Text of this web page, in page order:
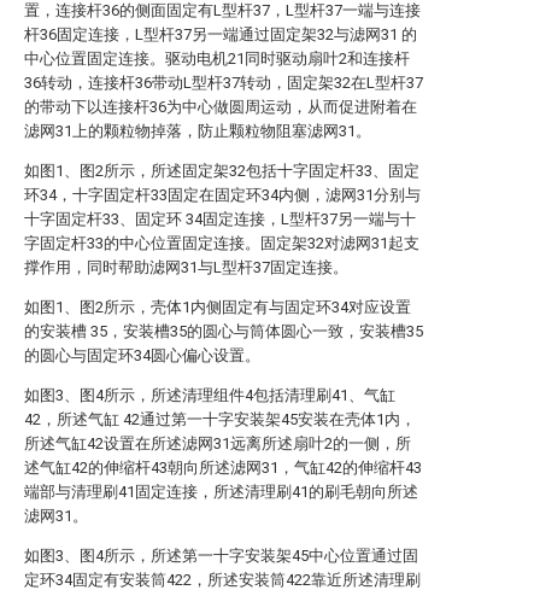
置，连接杆36的侧面固定有L型杆37，L型杆37一端与连接
杆36固定连接，L型杆37另一端通过固定架32与滤网31 的
中心位置固定连接。驱动电机21同时驱动扇叶2和连接杆
36转动，连接杆36带动L型杆37转动，固定架32在L型杆37
的带动下以连接杆36为中心做圆周运动，从而促进附着在
滤网31上的颗粒物掉落，防止颗粒物阻塞滤网31。
如图1、图2所示，所述固定架32包括十字固定杆33、固定
环34，十字固定杆33固定在固定环34内侧，滤网31分别与
十字固定杆33、固定环 34固定连接，L型杆37另一端与十
字固定杆33的中心位置固定连接。固定架32对滤网31起支
撑作用，同时帮助滤网31与L型杆37固定连接。
如图1、图2所示，壳体1内侧固定有与固定环34对应设置
的安装槽 35，安装槽35的圆心与筒体圆心一致，安装槽35
的圆心与固定环34圆心偏心设置。
如图3、图4所示，所述清理组件4包括清理刷41、气缸
42，所述气缸 42通过第一十字安装架45安装在壳体1内，
所述气缸42设置在所述滤网31远离所述扇叶2的一侧，所
述气缸42的伸缩杆43朝向所述滤网31，气缸42的伸缩杆43
端部与清理刷41固定连接，所述清理刷41的刷毛朝向所述
滤网31。
如图3、图4所示，所述第一十字安装架45中心位置通过固
定环34固定有安装筒422，所述安装筒422靠近所述清理刷